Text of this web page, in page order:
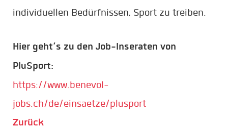
individuellen Bedürfnissen, Sport zu treiben.
Hier geht’s zu den Job-Inseraten von
PluSport:
https://www.benevol-
jobs.ch/de/einsaetze/plusport
Zurück